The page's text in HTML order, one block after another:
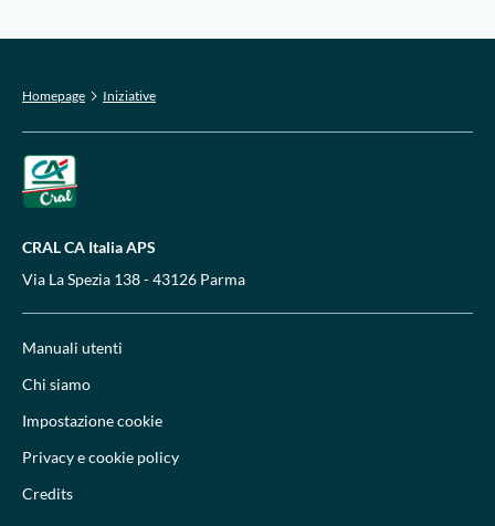
Homepage Iniziative
CRAL CA Italia APS
Via La Spezia 138 - 43126 Parma
Manuali utenti
Chi siamo
Impostazione cookie
Privacy e cookie policy
Credits